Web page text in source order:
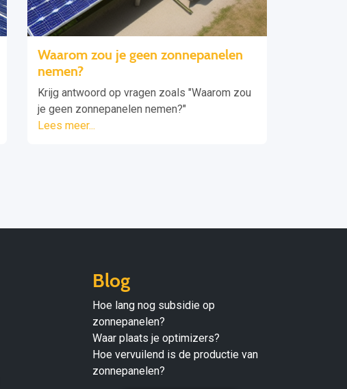
Waarom zou je geen zonnepanelen
nemen?
Krijg antwoord op vragen zoals "Waarom zou
je geen zonnepanelen nemen?"
Lees meer...
Blog
Hoe lang nog subsidie op
zonnepanelen?
Waar plaats je optimizers?
Hoe vervuilend is de productie van
zonnepanelen?